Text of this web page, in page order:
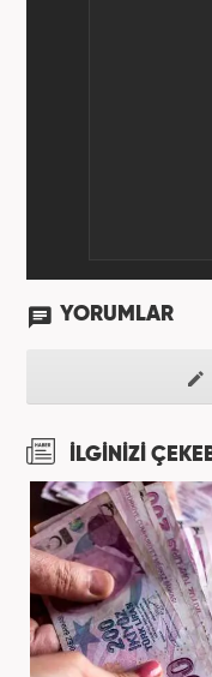
YORUMLAR
İLGİNİZİ